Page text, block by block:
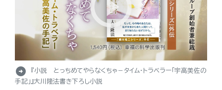
arrow_circle_right
『小説 とっちめてやらなくちゃ－タイム・トラベラー「宇高美佐の
手記」』大川隆法書き下ろし小説